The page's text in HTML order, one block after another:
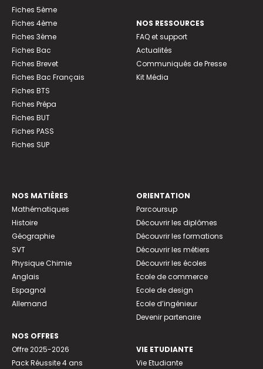
Fiches 5ème
Fiches 4ème
Fiches 3ème
Fiches Bac
Fiches Brevet
Fiches Bac Français
Fiches BTS
Fiches Prépa
Fiches BUT
Fiches PASS
Fiches SUP
NOS RESSOURCES
FAQ et support
Actualités
Communiqués de Presse
Kit Média
NOS MATIÈRES
Mathématiques
Histoire
Géographie
SVT
Physique Chimie
Anglais
Espagnol
Allemand
NOS OFFRES
Offre 2025-2026
Pack Réussite 4 ans
ORIENTATION
Parcoursup
Découvrir les diplômes
Découvrir les formations
Découvrir les métiers
Découvrir les écoles
Ecole de commerce
Ecole de design
Ecole d’ingénieur
Devenir partenaire
VIE ETUDIANTE
Vie Etudiante